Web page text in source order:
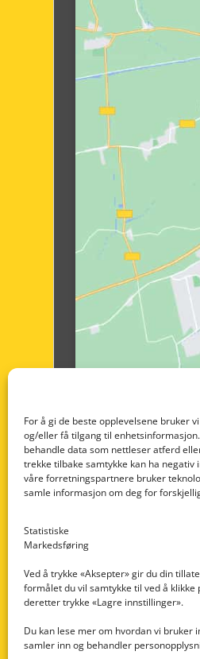
For å gi de beste opplevelsene bruker
og/eller få tilgang til
behandle data som nettleser atferd
trekke tilbake samtykke kan ha negativ
våre forretningspartnere bruker
samle informasjon om deg for
Statistiske
Markedsføring
Ved å trykke «Aksepter» gir du din
formålet du vil samtykke til ved å klikke
deretter trykke «Lagre innstillinger».
Du kan lese mer om hvordan vi bruker
samler inn og behandler
Nedre Nøttveit
Email:
Org. nr: